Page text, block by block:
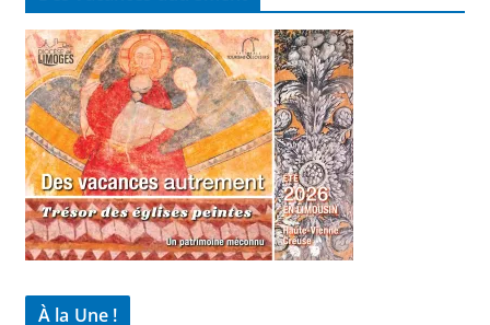
À la Une !